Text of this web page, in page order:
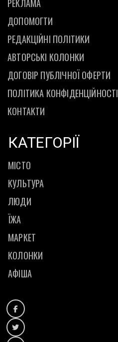
РЕКЛАМА
ДОПОМОГТИ
РЕДАКЦІЙНІ ПОЛІТИКИ
АВТОРСЬКІ КОЛОНКИ
ДОГОВІР ПУБЛІЧНОЇ ОФЕРТИ
ПОЛІТИКА КОНФІДЕНЦІЙНОСТІ
КОНТАКТИ
КАТЕГОРІЇ
МІСТО
КУЛЬТУРА
ЛЮДИ
ЇЖА
МАРКЕТ
КОЛОНКИ
АФІША